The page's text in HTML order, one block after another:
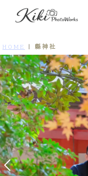
HOME 縣神社